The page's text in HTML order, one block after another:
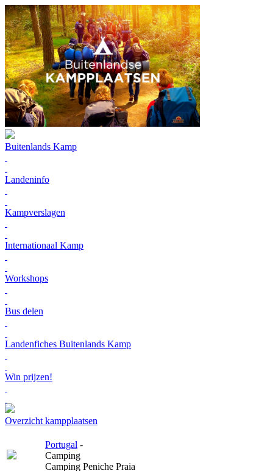
Buitenlands Kamp
Landeninfo
Kampverslagen
Internationaal Kamp
Workshops
Bus delen
Landenfiches Buitenlands Kamp
Win prijzen!
Overzicht kampplaatsen
Portugal -
Camping
Camping Peniche Praia